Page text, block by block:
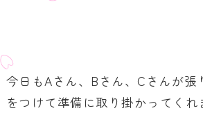
今日もAさん、 B さん、 C さんが張
をつけて準備に取り掛かってくれ